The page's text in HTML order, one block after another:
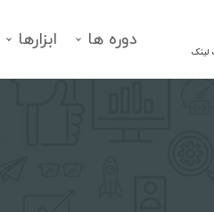
دوره ها ابزارها